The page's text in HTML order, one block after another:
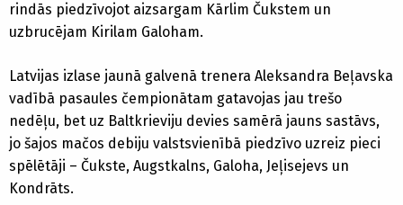
rindās piedzīvojot aizsargam Kārlim Čukstem un
uzbrucējam Kirilam Galoham.
Latvijas izlase jaunā galvenā trenera Aleksandra Beļavska
vadībā pasaules čempionātam gatavojas jau trešo
nedēļu, bet uz Baltkrieviju devies samērā jauns sastāvs,
jo šajos mačos debiju valstsvienībā piedzīvo uzreiz pieci
spēlētāji – Čukste, Augstkalns, Galoha, Jeļisejevs un
Kondrāts.